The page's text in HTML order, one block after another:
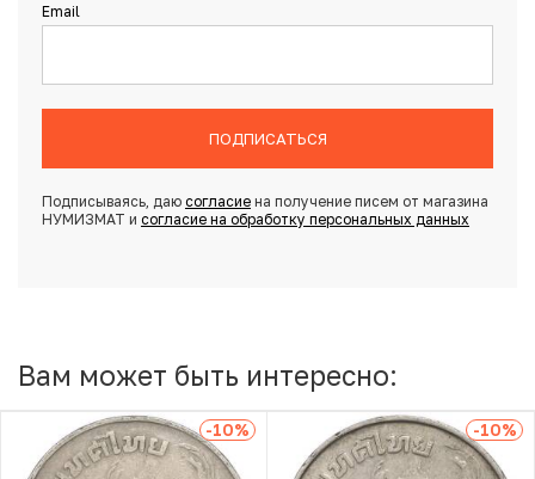
Email
ПОДПИСАТЬСЯ
Подписываясь, даю согласиена получение писем от магазина
НУМИЗМАТ и согласие на обработку персональных данных
Вам может быть интересно:
-10% -10%